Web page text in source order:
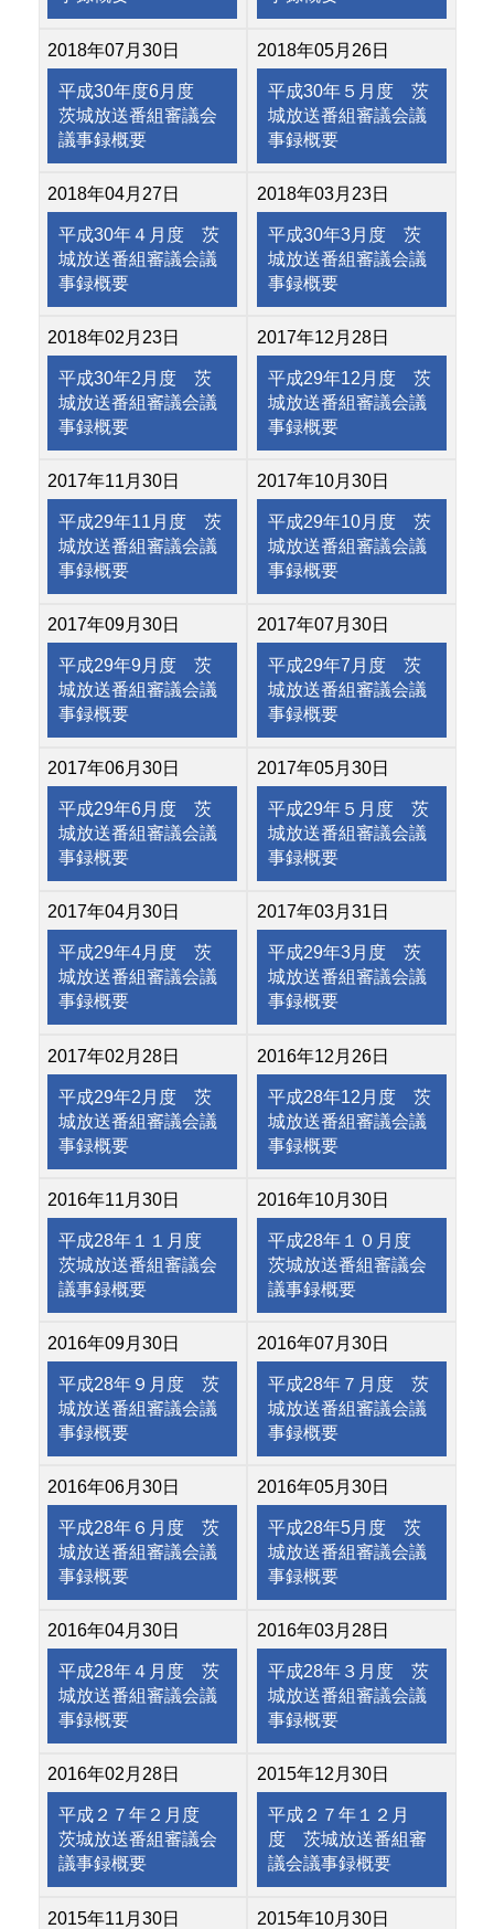
2018年07月30日
平成30年度6月度
茨城放送番組審議会
議事録概要
2018年05月26日
平成30年５月度 茨
城放送番組審議会議
事録概要
2018年04月27日
平成30年４月度 茨
城放送番組審議会議
事録概要
2018年03月23日
平成30年3月度 茨
城放送番組審議会議
事録概要
2018年02月23日
平成30年2月度 茨
城放送番組審議会議
事録概要
2017年12月28日
平成29年12月度 茨
城放送番組審議会議
事録概要
2017年11月30日
平成29年11月度 茨
城放送番組審議会議
事録概要
2017年10月30日
平成29年10月度 茨
城放送番組審議会議
事録概要
2017年09月30日
平成29年9月度 茨
城放送番組審議会議
事録概要
2017年07月30日
平成29年7月度 茨
城放送番組審議会議
事録概要
2017年06月30日
平成29年6月度 茨
城放送番組審議会議
事録概要
2017年05月30日
平成29年５月度 茨
城放送番組審議会議
事録概要
2017年04月30日
平成29年4月度 茨
城放送番組審議会議
事録概要
2017年03月31日
平成29年3月度 茨
城放送番組審議会議
事録概要
2017年02月28日
平成29年2月度 茨
城放送番組審議会議
事録概要
2016年12月26日
平成28年12月度 茨
城放送番組審議会議
事録概要
2016年11月30日
平成28年１１月度
茨城放送番組審議会
議事録概要
2016年10月30日
平成28年１０月度
茨城放送番組審議会
議事録概要
2016年09月30日
平成28年９月度 茨
城放送番組審議会議
事録概要
2016年07月30日
平成28年７月度 茨
城放送番組審議会議
事録概要
2016年06月30日
平成28年６月度 茨
城放送番組審議会議
事録概要
2016年05月30日
平成28年5月度 茨
城放送番組審議会議
事録概要
2016年04月30日
平成28年４月度 茨
城放送番組審議会議
事録概要
2016年03月28日
平成28年３月度 茨
城放送番組審議会議
事録概要
2016年02月28日
平成２７年２月度
茨城放送番組審議会
議事録概要
2015年12月30日
平成２７年１２月
度 茨城放送番組審
議会議事録概要
2015年11月30日 2015年10月30日